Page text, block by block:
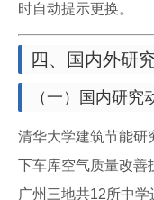
时自动提示更换。
四、国内外研
（一）国内研究
清华大学建筑节能研
下车库空气质量改善
广州三地共12所中